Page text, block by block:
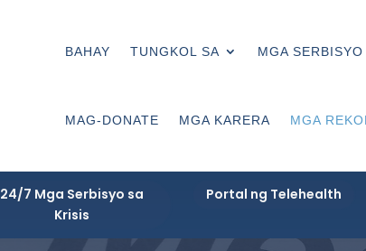
BAHAY TUNGKOL SA MGA SERBISYO
MAG-DONATE MGA KARERA MGA
24/7 Mga Serbisyo sa
Krisis
Portal ng Telehealth